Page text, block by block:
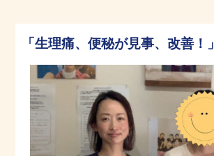
「生理痛、便秘が見事、改善！」